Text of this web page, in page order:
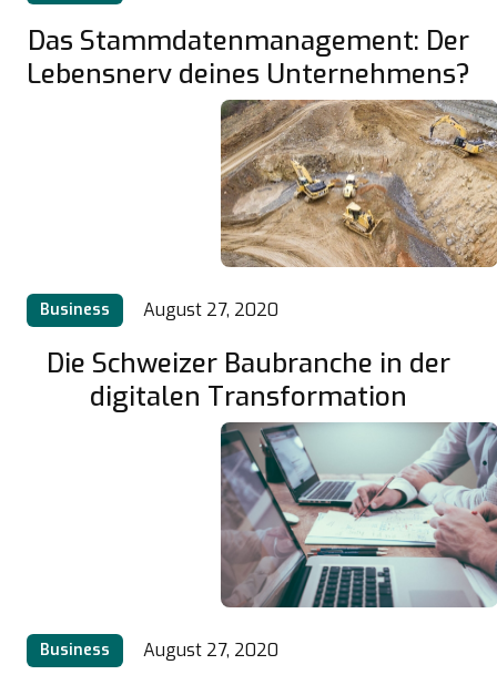
Das Stammdatenmanagement: Der
Lebensnerv deines Unternehmens?
Business August 27, 2020
Die Schweizer Baubranche in der
digitalen Transformation
Business August 27, 2020